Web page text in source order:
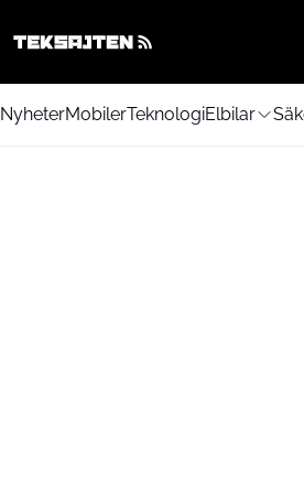
NyheterMobilerTeknologiElbilar